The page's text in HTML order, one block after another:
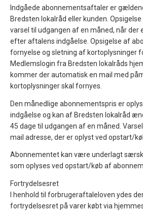
Indgåede abonnementsaftaler er
Bredsten lokalråd eller kunden.
varsel til udgangen af en måned, når der
efter aftalens indgåelse. Opsigelse af
fornyelse og sletning af kortoplysninger
Medlemslogin fra Bredsten lokalråds
kommer der automatisk en mail med
kortoplysninger skal fornyes.
Den månedlige abonnementspris er
indgåelse og kan af Bredsten lokalråd
45 dage til udgangen af en måned.
mail adresse, der er oplyst ved opstart/
Abonnementet kan være underlagt
som oplyses ved opstart/køb af
Fortrydelsesret
I henhold til forbrugeraftaleloven ydes
fortrydelsesret på varer købt via